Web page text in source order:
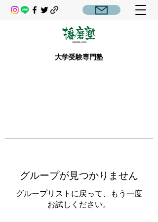
大学受験専門塾
グループが見つかりません
グループリストに戻って、もう一度
お試しください。